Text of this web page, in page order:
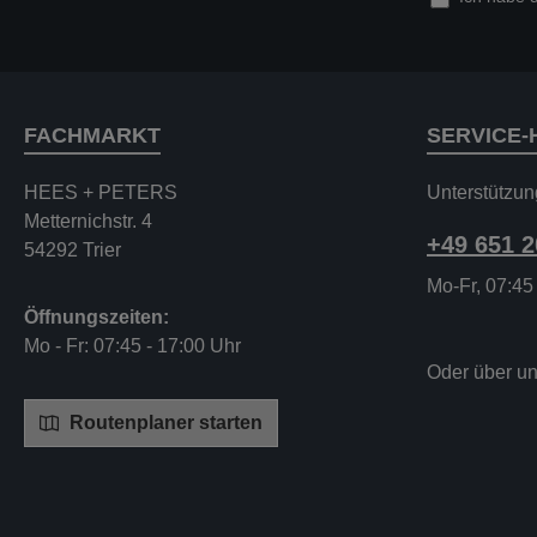
SERVICE-
+49 651
Mo-Fr,
Oder über
FACHMARKT
HEES + PETERS
Metternichstr. 4
54292 Trier
Öffnungszeiten:
Mo - Fr: 07:45 - 17:00 Uhr
Routenplaner starten